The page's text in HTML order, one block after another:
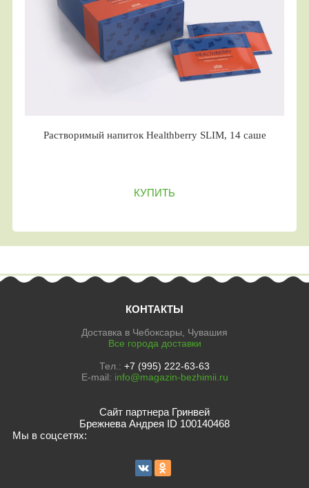
Растворимый напиток Healthberry SLIM, 14 саше
КУПИТЬ
КОНТАКТЫ
Доставка в Чебоксары, Чувашия
Все города доставки
Тел.: +7 (995) 222-63-63
E-mail: info@magazin-bezhimii.ru
Сайт партнера Гринвей
Брежнева Андрея ID 100140468
Мы в соцсетях: